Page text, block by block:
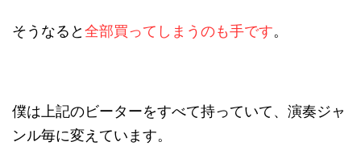
そうなると全部買ってしまうのも手です。
僕は上記のビーターをすべて持っていて、演奏ジャ
ンル毎に変えています。